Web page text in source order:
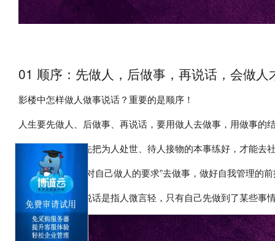
01 顺序：先做人，后做事，再说话，会做
影楼中怎样做人做事说话？重要的是顺序！
人生要先做人、后做事、再说话，要用做人去做事，用做事的
所谓先做人是指先把为人处世、待人接物的本事练好，才能去
所谓后做事是用“对自己做人的要求”去做事，做好自我管理的
用做事的结果去说话是指人微言轻，只有自己先做到了某些